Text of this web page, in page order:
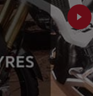
PLAY